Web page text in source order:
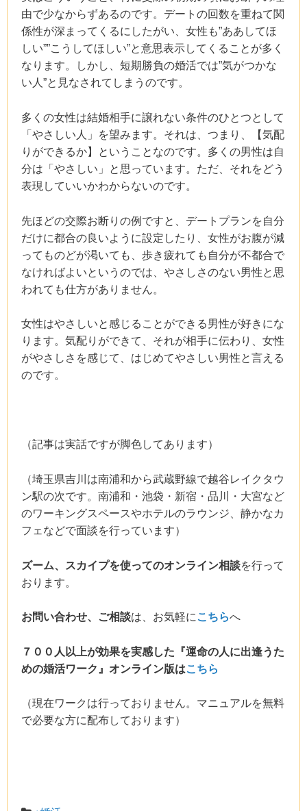
由で少なからずあるのです。デートの回数を重ねて関
係性が深まってくるにしたがい、女性も”ああしてほ
しい””こうしてほしい”と意思表示してくることが多く
なります。しかし、短期勝負の婚活では”気がつかな
い人”と見なされてしまうのです。
多くの女性は結婚相手に譲れない条件のひとつとして
「やさしい人」を望みます。それは、つまり、【気配
りができるか】ということなのです。多くの男性は自
分は「やさしい」と思っています。ただ、それをどう
表現していいかわからないのです。
先ほどの交際お断りの例ですと、デートプランを自分
だけに都合の良いように設定したり、女性がお腹が減
ってものどが渇いても、歩き疲れても自分が不都合で
なければよいというのでは、やさしさのない男性と思
われても仕方がありません。
女性はやさしいと感じることができる男性が好きにな
ります。気配りができて、それが相手に伝わり、女性
がやさしさを感じて、はじめてやさしい男性と言える
のです。
（記事は実話ですが脚色してあります）
（埼玉県吉川は南浦和から武蔵野線で越谷レイクタウ
ン駅の次です。南浦和・池袋・新宿・品川・大宮など
のワーキングスペースやホテルのラウンジ、静かなカ
フェなどで面談を行っています）
ズーム、スカイプを使ってのオンライン相談を行って
おります。
お問い合わせ、ご相談は、お気軽に こちらへ
７００人以上が効果を実感した『運命の人に出逢うた
めの婚活ワーク』オンライン版はこちら
（現在ワークは行っておりません。マニュアルを無料
で必要な方に配布しております）